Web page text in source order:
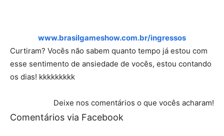
www.brasilgameshow.com.br/ingressos
Curtiram? Vocês não sabem quanto tempo já estou com
esse sentimento de ansiedade de vocês, estou contando
os dias! kkkkkkkkk
Deixe nos comentários o que vocês acharam!
Comentários via Facebook